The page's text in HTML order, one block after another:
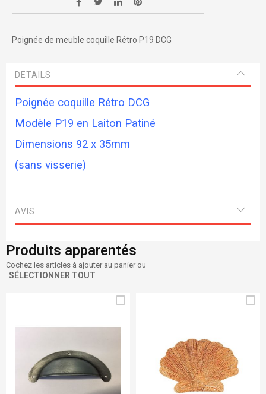
Poignée de meuble coquille Rétro P19 DCG
DETAILS
Poignée coquille Rétro DCG
Modèle P19 en Laiton Patiné
Dimensions 92 x 35mm
(sans visserie)
AVIS
Produits apparentés
Cochez les articles à ajouter au panier ou
SÉLECTIONNER TOUT